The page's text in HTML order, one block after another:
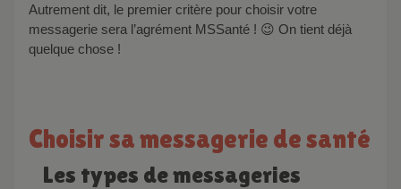
Autrement dit, le premier critère pour choisir votre
messagerie sera l’agrément MSSanté ! 😉 On tient déjà
quelque chose !
Choisir sa messagerie de santé
Les types de messageries